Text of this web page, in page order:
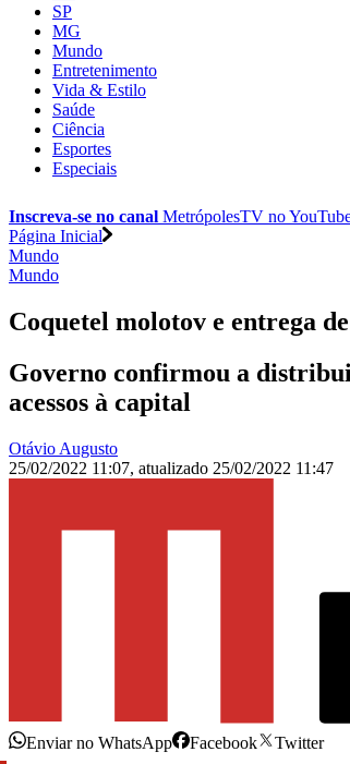
SP
MG
Mundo
Entretenimento
Vida & Estilo
Saúde
Ciência
Esportes
Especiais
Inscreva-se no canal MetrópolesTV no
Página Inicial
Mundo
Mundo
Coquetel molotov e entrega
Governo confirmou a
acessos à capital
Otávio Augusto
25/02/2022 11:07, atualizado 25/02/2022 11:47
Enviar no WhatsApp Facebook
Twitter